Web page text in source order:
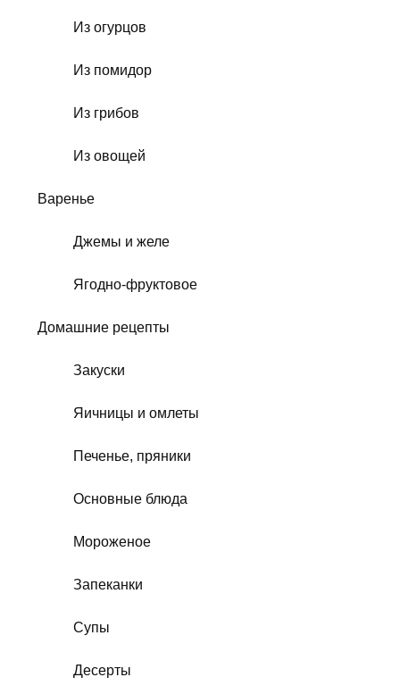
Из огурцов
Из помидор
Из грибов
Из овощей
Варенье
Джемы и желе
Ягодно-фруктовое
Домашние рецепты
Закуски
Яичницы и омлеты
Печенье, пряники
Основные блюда
Мороженое
Запеканки
Супы
Десерты